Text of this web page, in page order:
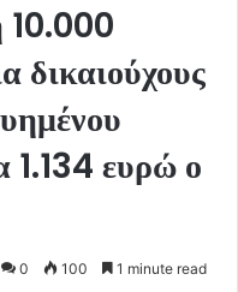
10.000
δικαιούχους
1.134 ευρώ ο
0 100 1 minute read